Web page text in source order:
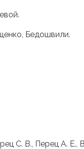
Бедошвили.
С. В., Перец А. Е.,